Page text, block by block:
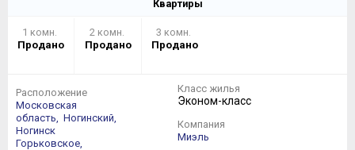
Квартиры
1 комн.
Продано
2 комн.
Продано
3 комн.
Продано
Расположение
Московская
область,
Ногинский,
Ногинск
Горьковское,
Класс жилья
Эконом-класс
Компания
Миэль